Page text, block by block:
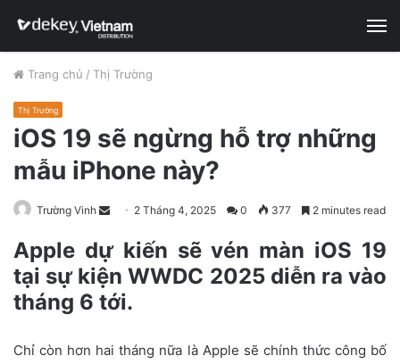
Trang chủ / Thị Trường
Thị Trường
iOS 19 sẽ ngừng hỗ trợ những
mẫu iPhone này?
Trường Vinh
n
d
a
2 Tháng 4, 2025 0 377 2 minutes read
Apple dự kiến sẽ vén màn iOS 19
tại sự kiện WWDC 2025 diễn ra vào
tháng 6 tới.
Chỉ còn hơn hai tháng nữa là Apple sẽ chính thức công bố